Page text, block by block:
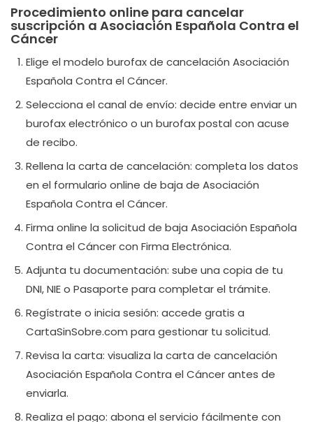
Procedimiento online para cancelar
suscripción a Asociación Española Contra el
Cáncer
Elige el modelo burofax de cancelación Asociación
Española Contra el Cáncer.
Selecciona el canal de envío: decide entre enviar un
burofax electrónico o un burofax postal con acuse
de recibo.
Rellena la carta de cancelación: completa los datos
en el formulario online de baja de Asociación
Española Contra el Cáncer.
Firma online la solicitud de baja Asociación Española
Contra el Cáncer con Firma Electrónica.
Adjunta tu documentación: sube una copia de tu
DNI, NIE o Pasaporte para completar el trámite.
Regístrate o inicia sesión: accede gratis a
CartaSinSobre.com para gestionar tu solicitud.
Revisa la carta: visualiza la carta de cancelación
Asociación Española Contra el Cáncer antes de
enviarla.
Realiza el pago: abona el servicio fácilmente con